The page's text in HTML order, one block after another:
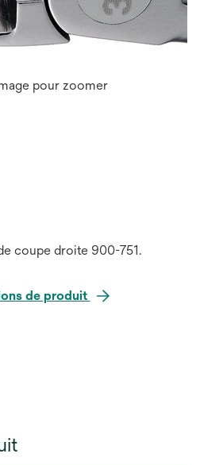
pour zoomer
coupe droite 900-751.
de produit